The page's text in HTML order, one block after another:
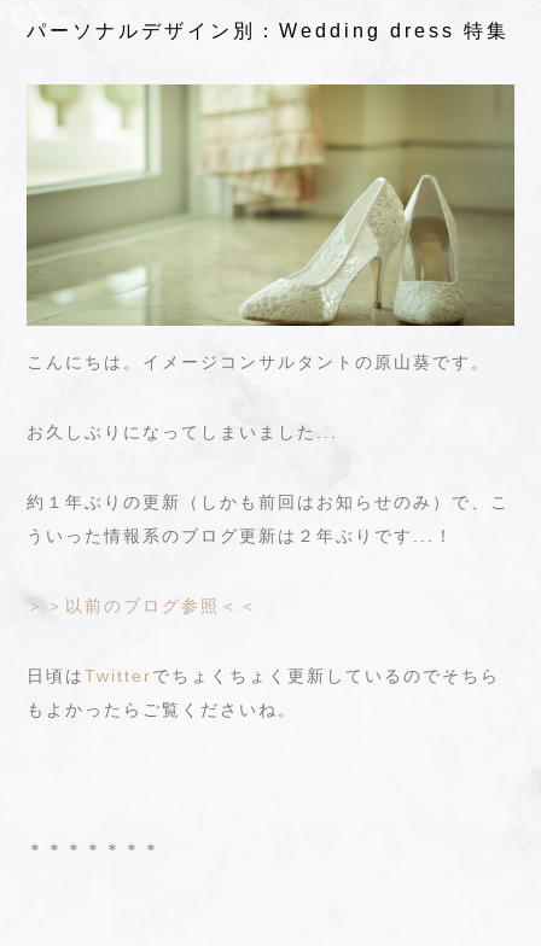
パーソナルデザイン別：Wedding dress 特集
こんにちは。イメージコンサルタントの原山葵です。
お久しぶりになってしまいました...
約１年ぶりの更新（しかも前回はお知らせのみ）で、こ
ういった情報系のブログ更新は２年ぶりです...！
＞＞以前のブログ参照＜＜
日頃はTwitterでちょくちょく更新しているのでそちら
もよかったらご覧くださいね。
＊＊＊＊＊＊＊